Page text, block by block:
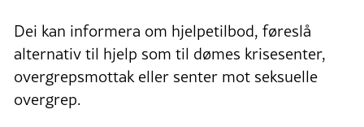
Dei kan informera om hjelpetilbod, føreslå
alternativ til hjelp som til dømes krisesenter,
overgrepsmottak eller senter mot seksuelle
overgrep.